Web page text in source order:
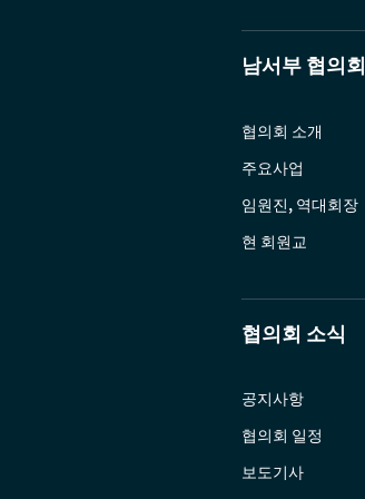
남서부 협의회
협의회 소개
주요사업
임원진, 역대회장
현 회원교
협의회 소식
공지사항
협의회 일정
보도기사